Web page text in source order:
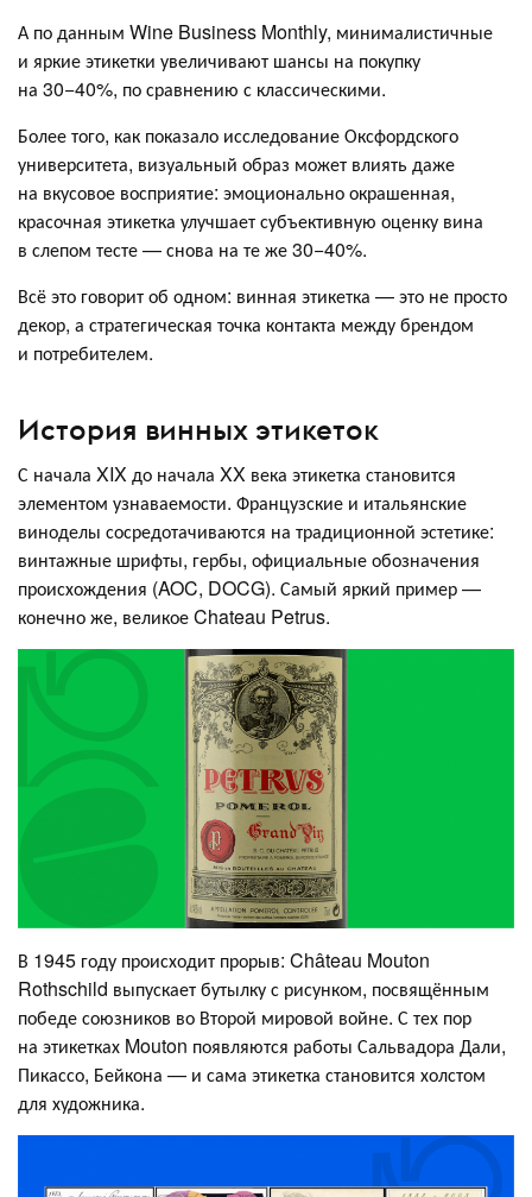
А по данным Wine Business Monthly, минималистичные
и яркие этикетки увеличивают шансы на покупку
на 30−40%, по сравнению с классическими.
Более того, как показало исследование Оксфордского
университета, визуальный образ может влиять даже
на вкусовое восприятие: эмоционально окрашенная,
красочная этикетка улучшает субъективную оценку вина
в слепом тесте — снова на те же 30−40%.
Всё это говорит об одном: винная этикетка — это не просто
декор, а стратегическая точка контакта между брендом
и потребителем.
История винных этикеток
С начала XIX до начала XX века этикетка становится
элементом узнаваемости. Французские и итальянские
виноделы сосредотачиваются на традиционной эстетике:
винтажные шрифты, гербы, официальные обозначения
происхождения (AOC, DOCG). Самый яркий пример —
конечно же, великое Chateau Petrus.
В 1945 году происходит прорыв: Château Mouton
Rothschild выпускает бутылку с рисунком, посвящённым
победе союзников во Второй мировой войне. С тех пор
на этикетках Mouton появляются работы Сальвадора Дали,
Пикассо, Бейкона — и сама этикетка становится холстом
для художника.